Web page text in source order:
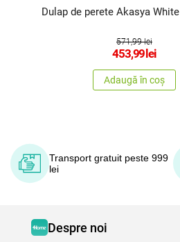
Dulap de perete Akasya White
571,99 lei
453,99lei
Adaugă în coș
Transport gratuit peste 999
lei
Despre noi